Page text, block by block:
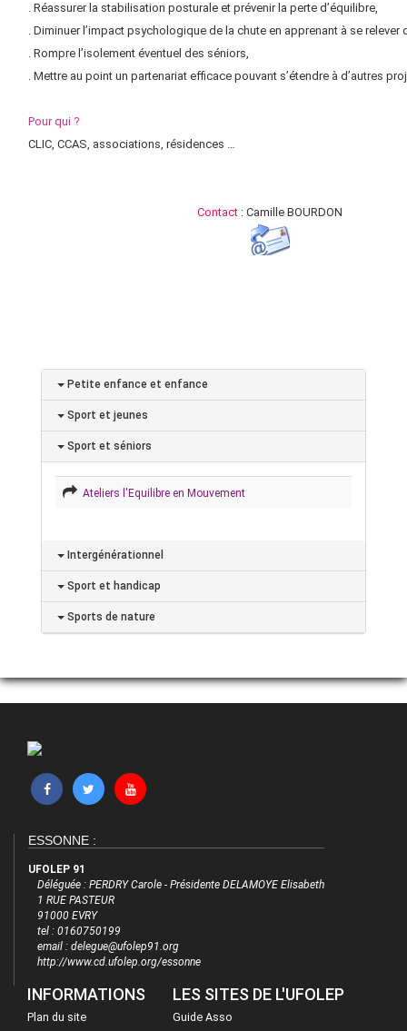
. Réassurer la stabilisation posturale et prévenir la perte d’équilibre,
. Diminuer l’impact psychologique de la chute en apprenant à se relever
. Rompre l’isolement éventuel des séniors,
. Mettre au point un partenariat efficace pouvant s’étendre à d’autres
Pour qui ?
CLIC, CCAS, associations, résidences …
Contact : Camille BOURDON
Petite enfance et enfance
Sport et jeunes
Sport et séniors
Ateliers l'Equilibre en Mouvement
Intergénérationnel
Sport et handicap
Sports de nature
ESSONNE :
UFOLEP 91
Déléguée : PERDRY Carole - Présidente DELAMOYE Elisabeth
1 RUE PASTEUR
91000 EVRY
tel : 0160750199
email : delegue@ufolep91.org
http://www.cd.ufolep.org/essonne
INFORMATIONS
Plan du site
LES SITES DE L'UFOLEP
Guide Asso